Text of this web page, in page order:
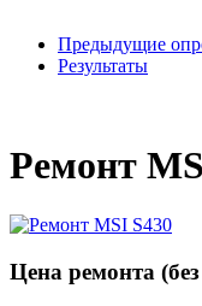
Предыдущие
Результаты
Ремонт
Цена ремонта